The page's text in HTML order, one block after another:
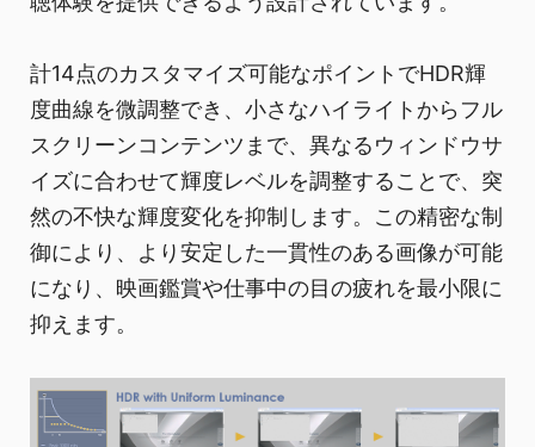
計14点のカスタマイズ可能なポイントでHDR輝
度曲線を微調整でき、小さなハイライトからフル
スクリーンコンテンツまで、異なるウィンドウサ
イズに合わせて輝度レベルを調整することで、突
然の不快な輝度変化を抑制します。この精密な制
御により、より安定した一貫性のある画像が可能
になり、映画鑑賞や仕事中の目の疲れを最小限に
抑えます。